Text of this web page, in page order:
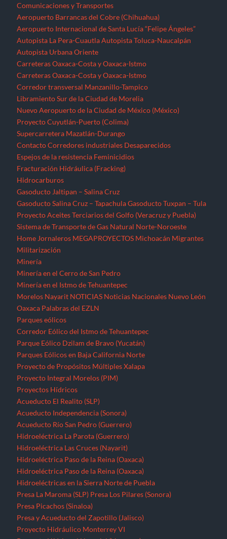
Comunicaciones y Transportes
Aeropuerto Barrancas del Cobre (Chihuahua)
Aeropuerto Internacional de Santa Lucía “Felipe Ángeles”
Autopista La Pera-Cuautla Autopista Toluca-Naucalpán
Autopista Urbana Oriente
Carreteras Oaxaca-Costa y Oaxaca-Istmo
Carreteras Oaxaca-Costa y Oaxaca-Istmo
Corredor transversal Manzanillo-Tampico
Libramiento Sur de la Ciudad de Morelia
Nuevo Aeropuerto de la Ciudad de México (México)
Proyecto Cuyutlán-Puerto (Colima)
Supercarretera Mazatlán-Durango
Contacto Corredores industriales Desaparecidos
Espejos de la resistencia Feminicidios
Fracturación Hidráulica (Fracking)
Hidrocarburos
Gasoducto Jaltipan – Salina Cruz
Gasoducto Salina Cruz – Tapachula Gasoducto Tuxpan – Tula
Proyecto Aceites Terciarios del Golfo (Veracruz y Puebla)
Sistema de Transporte de Gas Natural Norte-Noroeste
Home Jornaleros MEGAPROYECTOS Michoacán Migrantes
Militarización
Minería
Minería en el Cerro de San Pedro
Minería en el Istmo de Tehuantepec
Morelos Nayarit NOTICIAS Noticias Nacionales Nuevo León
Oaxaca Palabras del EZLN
Parques eólicos
Corredor Eólico del Istmo de Tehuantepec
Parque Eólico Dzilam de Bravo (Yucatán)
Parques Eólicos en Baja California Norte
Proyecto de Propósitos Múltiples Xalapa
Proyecto Integral Morelos (PIM)
Proyectos Hídricos
Acueducto El Realito (SLP)
Acueducto Independencia (Sonora)
Acueducto Río San Pedro (Guerrero)
Hidroeléctrica La Parota (Guerrero)
Hidroeléctrica Las Cruces (Nayarit)
Hidroeléctrica Paso de la Reina (Oaxaca)
Hidroeléctrica Paso de la Reina (Oaxaca)
Hidroeléctricas en la Sierra Norte de Puebla
Presa La Maroma (SLP) Presa Los Pilares (Sonora)
Presa Picachos (Sinaloa)
Presa y Acueducto del Zapotillo (Jalisco)
Proyecto Hidráulico Monterrey VI